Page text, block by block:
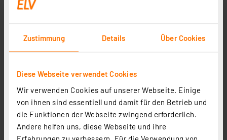
Zustimmung Details Über Cookies
Diese Webseite verwendet Cookies
Wir verwenden Cookies auf unserer Webseite. Einige
von ihnen sind essentiell und damit für den Betrieb und
die Funktionen der Webseite zwingend erforderlich.
Andere helfen uns, diese Webseite und ihre
Erfahrungen zu verbessern. Für die Verwendung von